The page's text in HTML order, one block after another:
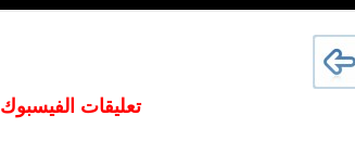
تعليقات الفيسبوك